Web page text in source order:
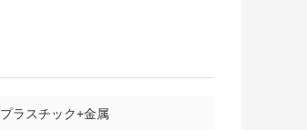
プラスチック+金属